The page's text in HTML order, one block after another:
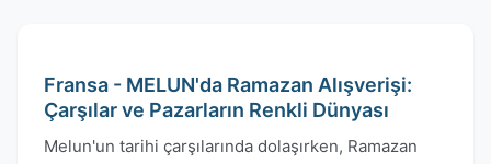
Fransa - MELUN'da Ramazan Alışverişi:
Çarşılar ve Pazarların Renkli Dünyası
Melun'un tarihi çarşılarında dolaşırken, Ramazan